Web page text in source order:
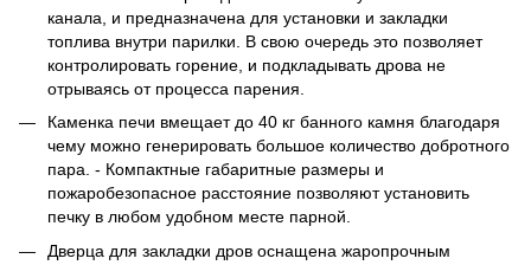
канала, и предназначена для установки и закладки
топлива внутри парилки. В свою очередь это позволяет
контролировать горение, и подкладывать дрова не
отрываясь от процесса парения.
Каменка печи вмещает до 40 кг банного камня благодаря
чему можно генерировать большое количество добротного
пара. - Компактные габаритные размеры и
пожаробезопасное расстояние позволяют установить
печку в любом удобном месте парной.
Дверца для закладки дров оснащена жаропрочным